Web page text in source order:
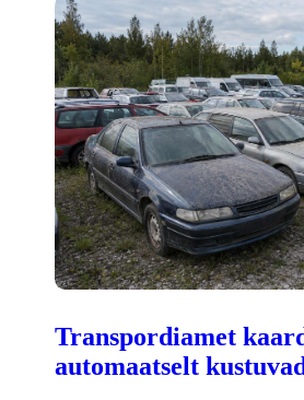
Transpordiamet
automaatselt